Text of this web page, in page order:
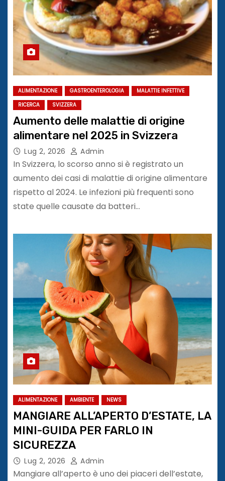
ALIMENTAZIONE GASTROENTEROLOGIA
MALATTIE INFETTIVE
RICERCA
SVIZZERA
Aumento delle malattie di origine
alimentare nel 2025 in Svizzera
Lug 2, 2026 Admin
In Svizzera, lo scorso anno si è registrato un
aumento dei casi di malattie di origine alimentare
rispetto al 2024. Le infezioni più frequenti sono
state quelle causate da batteri…
ALIMENTAZIONE AMBIENTE NEWS
MANGIARE ALL’APERTO D’ESTATE, LA
MINI-GUIDA PER FARLO IN
SICUREZZA
Lug 2, 2026 Admin
Mangiare all’aperto è uno dei piaceri dell’estate,